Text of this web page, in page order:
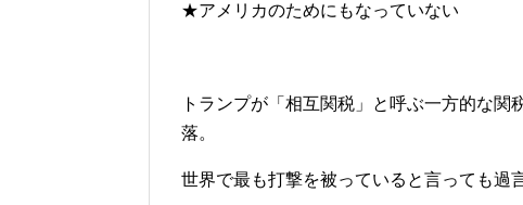
★アメリカのためにもなっていない
トランプが「相互関税」と呼ぶ一方的な
落。
世界で最も打撃を被っていると言っても過